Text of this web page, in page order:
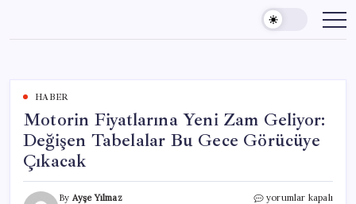
content
HABER
Motorin Fiyatlarına Yeni Zam Geliyor:
Değişen Tabelalar Bu Gece Görücüye
Çıkacak
By Ayşe Yılmaz
Motorin
yorumlar kapalı